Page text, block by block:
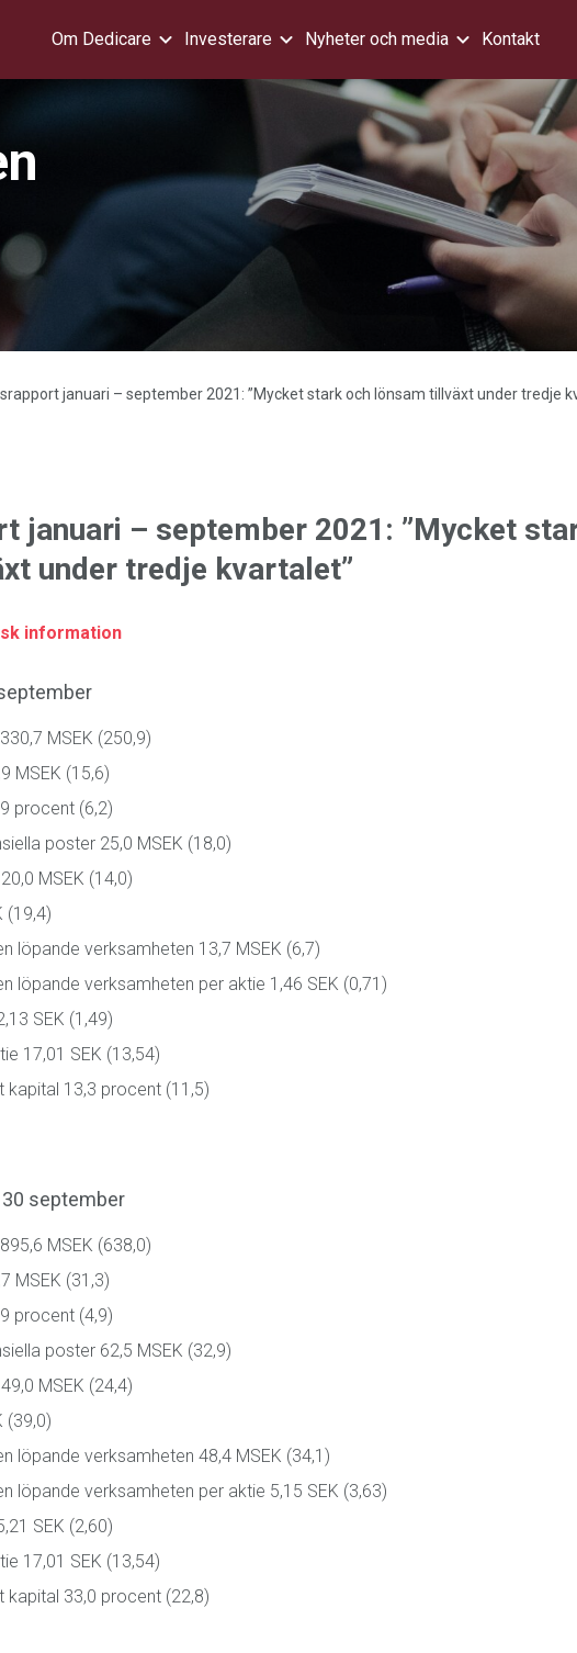
Om Dedicare Investerare Nyheter och media Kontakt
januari – september 2021: ”Mycket stark och lönsam tillväxt under tredje
januari – september 2021: ”Mycket
under tredje kvartalet”
information
MSEK (250,9)
MSEK (15,6)
procent (6,2)
poster 25,0 MSEK (18,0)
MSEK (14,0)
(19,4)
löpande verksamheten 13,7 MSEK (6,7)
löpande verksamheten per aktie 1,46 SEK (0,71)
SEK (1,49)
17,01 SEK (13,54)
kapital 13,3 procent (11,5)
september
MSEK (638,0)
MSEK (31,3)
procent (4,9)
poster 62,5 MSEK (32,9)
MSEK (24,4)
(39,0)
löpande verksamheten 48,4 MSEK (34,1)
löpande verksamheten per aktie 5,15 SEK (3,63)
SEK (2,60)
17,01 SEK (13,54)
kapital 33,0 procent (22,8)